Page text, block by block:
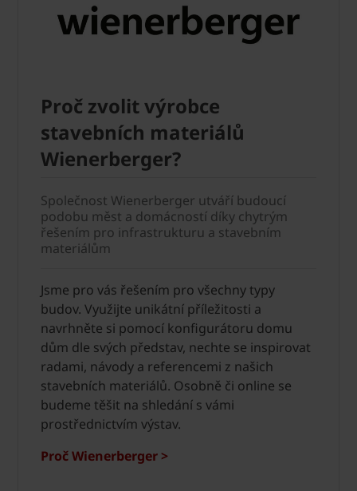
Proč zvolit výrobce
stavebních materiálů
Wienerberger?
Společnost Wienerberger utváří budoucí
podobu měst a domácností díky chytrým
řešením pro infrastrukturu a stavebním
materiálům
Jsme pro vás řešením pro všechny typy
budov. Využijte unikátní příležitosti a
navrhněte si pomocí konfigurátoru domu
dům dle svých představ, nechte se inspirovat
radami, návody a referencemi z našich
stavebních materiálů. Osobně či online se
budeme těšit na shledání s vámi
prostřednictvím výstav.
Proč Wienerberger >